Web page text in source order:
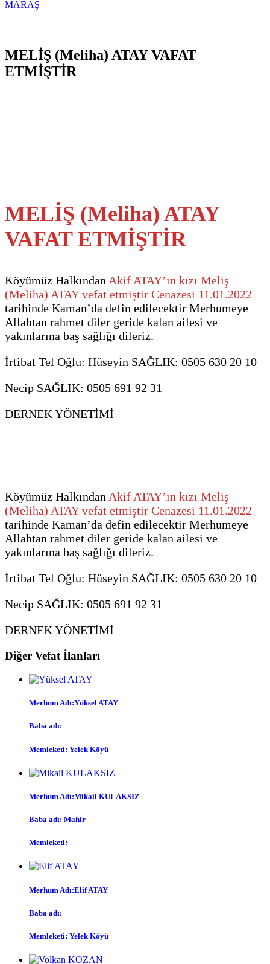
MELİŞ (Meliha) ATAY VAFAT
ETMİŞTİR
MELİŞ (Meliha) ATAY
VAFAT ETMİŞTİR
Köyümüz Halkından Akif ATAY’ın kızı Meliş
(Meliha) ATAY vefat etmiştir Cenazesi 11.01.2022
tarihinde Kaman’da defin edilecektir Merhumeye
Allahtan rahmet diler geride kalan ailesi ve
yakınlarına baş sağlığı dileriz.
İrtibat Tel Oğlu: Hüseyin SAĞLIK: 0505 630 20 10
Necip SAĞLIK: 0505 691 92 31
DERNEK YÖNETİMİ
Köyümüz Halkından Akif ATAY’ın kızı Meliş
(Meliha) ATAY vefat etmiştir Cenazesi 11.01.2022
tarihinde Kaman’da defin edilecektir Merhumeye
Allahtan rahmet diler geride kalan ailesi ve
yakınlarına baş sağlığı dileriz.
İrtibat Tel Oğlu: Hüseyin SAĞLIK: 0505 630 20 10
Necip SAĞLIK: 0505 691 92 31
DERNEK YÖNETİMİ
Diğer Vefat İlanları
Merhum Adı:Yüksel ATAY
Baba adı:
Memleketi: Yelek Köyü
Merhum Adı:Mikail KULAKSIZ
Baba adı: Mahir
Memleketi:
Merhum Adı:Elif ATAY
Baba adı:
Memleketi: Yelek Köyü